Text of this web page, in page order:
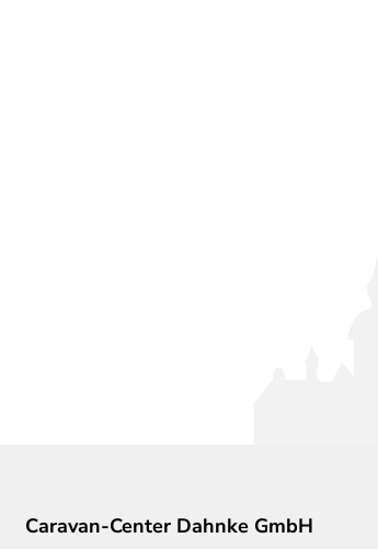
Caravan-Center Dahnke GmbH